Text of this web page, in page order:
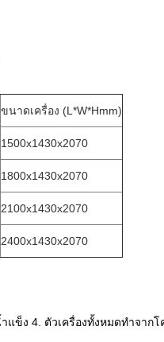
ขนาดเครื่อง (L*W*Hmm)
1500x1430x2070
1800x1430x2070
2100x1430x2070
2400x1430x2070